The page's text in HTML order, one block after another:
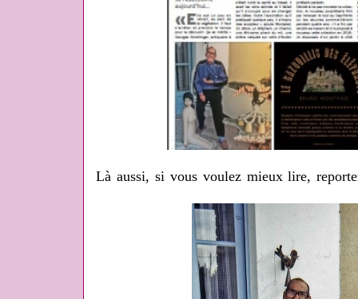
Là aussi, si vous voulez mieux lire,